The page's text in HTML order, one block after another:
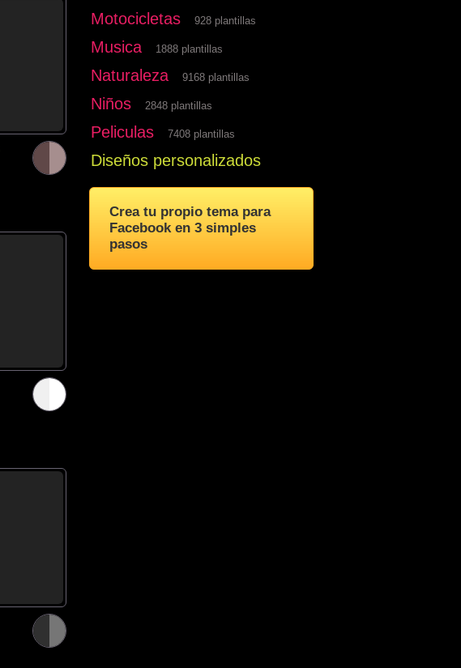
Motocicletas 928 plantillas
Musica 1888 plantillas
Naturaleza 9168 plantillas
Niños 2848 plantillas
Peliculas 7408 plantillas
Diseños personalizados
Crea tu propio tema para
Facebook en 3 simples
pasos